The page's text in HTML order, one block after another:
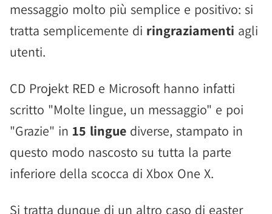
messaggio molto più semplice e positivo: si
tratta semplicemente di ringraziamenti agli
utenti.
CD Projekt RED e Microsoft hanno infatti
scritto "Molte lingue, un messaggio" e poi
"Grazie" in 15 lingue diverse, stampato in
questo modo nascosto su tutta la parte
inferiore della scocca di Xbox One X.
Si tratta dunque di un altro caso di easter